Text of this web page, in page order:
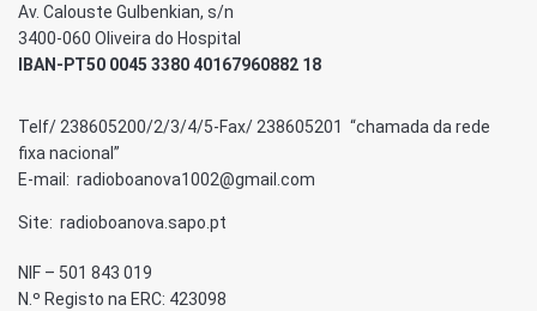
Av. Calouste Gulbenkian, s/n
3400-060 Oliveira do Hospital
IBAN-PT50 0045 3380 40167960882 18
Telf/ 238605200/2/3/4/5-Fax/ 238605201 “chamada da rede
fixa nacional”
E-mail: radioboanova1002@gmail.com
Site: radioboanova.sapo.pt
NIF – 501 843 019
N.º Registo na ERC: 423098